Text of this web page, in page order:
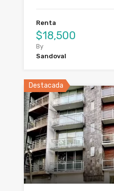
Renta
$18,500
By
Sandoval
Destacada